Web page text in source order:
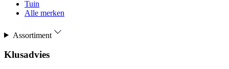
Tuin
Alle merken
Assortiment
Klusadvies